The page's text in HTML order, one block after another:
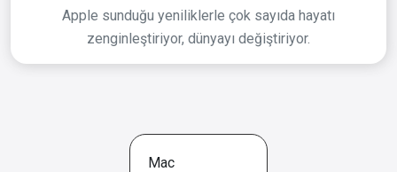
Apple sunduğu yeniliklerle çok sayıda hayatı
zenginleştiriyor, dünyayı değiştiriyor.
Mac